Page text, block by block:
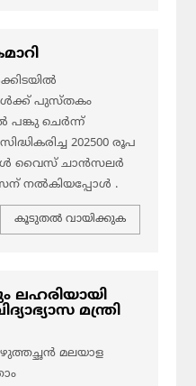
പുസ്തകം
പങ്കു ചെര്‍ന്ന്
202500 രൂപ
വൈസ് ചാന്‍സലര്‍
നല്‍കിയപ്പോള്‍ .
കൂടുതല്‍ വായിക്കുക
മന്ത്രി
മലയാള